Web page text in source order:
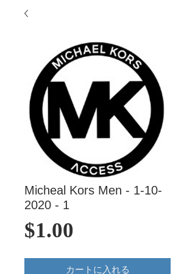
Micheal Kors Men - 1-10-
2020 - 1
$1.00
格
カートに入れる